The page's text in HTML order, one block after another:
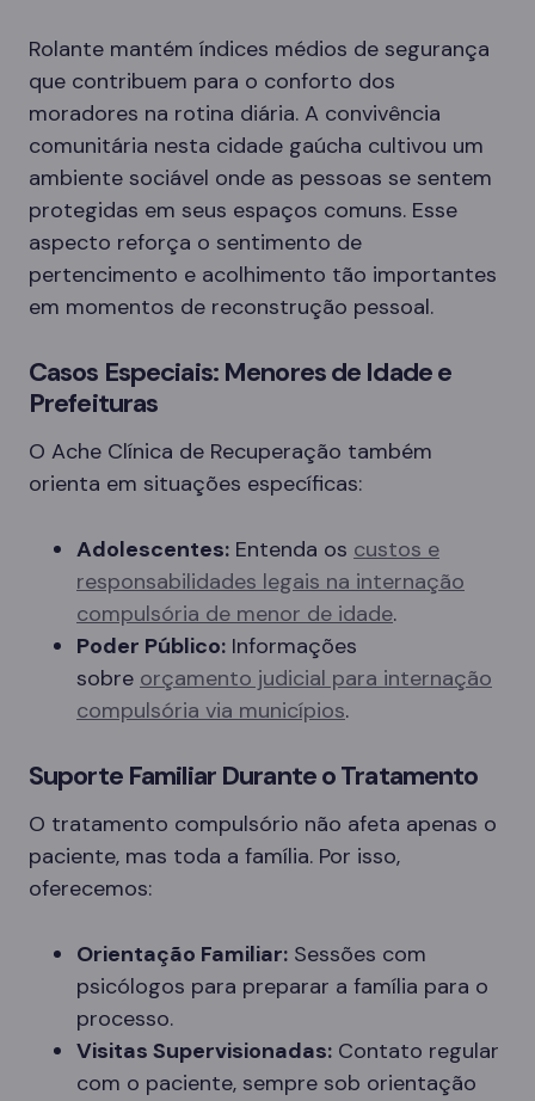
Rolante mantém índices médios de segurança
que contribuem para o conforto dos
moradores na rotina diária. A convivência
comunitária nesta cidade gaúcha cultivou um
ambiente sociável onde as pessoas se sentem
protegidas em seus espaços comuns. Esse
aspecto reforça o sentimento de
pertencimento e acolhimento tão importantes
em momentos de reconstrução pessoal.
Casos Especiais: Menores de Idade e
Prefeituras
O Ache Clínica de Recuperação também
orienta em situações específicas:
Adolescentes: Entenda os custos e
responsabilidades legais na internação
compulsória de menor de idade.
Poder Público: Informações
sobre orçamento judicial para internação
compulsória via municípios.
Suporte Familiar Durante o Tratamento
O tratamento compulsório não afeta apenas o
paciente, mas toda a família. Por isso,
oferecemos:
Orientação Familiar: Sessões com
psicólogos para preparar a família para o
processo.
Visitas Supervisionadas: Contato regular
com o paciente, sempre sob orientação